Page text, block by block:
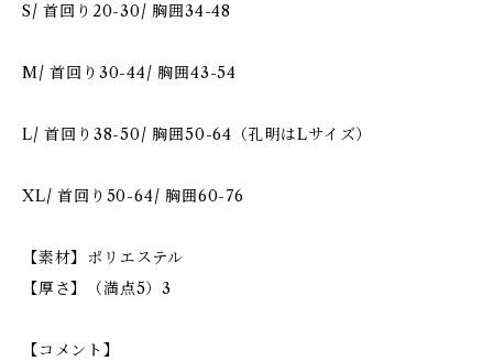
S/ 首回り20-30/ 胸囲34-48
M/ 首回り30-44/ 胸囲43-54
L/ 首回り38-50/ 胸囲50-64（孔明はLサイズ）
XL/ 首回り50-64/ 胸囲60-76
【素材】ポリエステル
【厚さ】（満点5）3
【コメント】